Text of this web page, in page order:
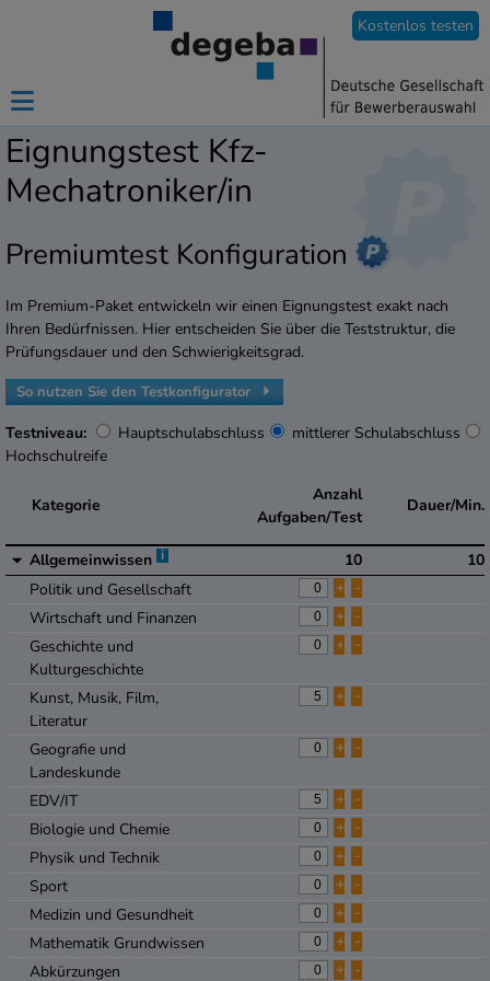
Kostenlos testen
Eignungstest Kfz-
Mechatroniker/in
Premiumtest Konfiguration
Im Premium-Paket entwickeln wir einen Eignungstest exakt nach
Ihren Bedürfnissen. Hier entscheiden Sie über die Teststruktur, die
Prüfungsdauer und den Schwierigkeitsgrad.
So nutzen Sie den Testkonfigurator
Testniveau: Hauptschulabschluss
mittlerer Schulabschluss
Hochschulreife
Kategorie
Anzahl
Aufgaben/Test
Dauer/Min.
Allgemeinwissen i 10
10
Politik und Gesellschaft
+ -
Wirtschaft und Finanzen
+ -
Geschichte und
Kulturgeschichte
+ -
Kunst, Musik, Film,
Literatur
+ -
Geografie und
Landeskunde
+ -
EDV/IT + -
Biologie und Chemie
+ -
Physik und Technik
+ -
Sport
+ -
Medizin und Gesundheit
+ -
Mathematik Grundwissen
+ -
Abkürzungen
+ -